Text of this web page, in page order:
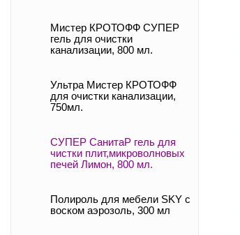
Мистер КРОТОФФ СУПЕР
гель для очистки
канализации, 800 мл.
Ультра Мистер КРОТОФФ
для очистки канализации,
750мл.
СУПЕР СанитаР гель для
чистки плит,микроволновых
печей Лимон, 800 мл.
Полироль для мебели SKY с
воском аэрозоль, 300 мл